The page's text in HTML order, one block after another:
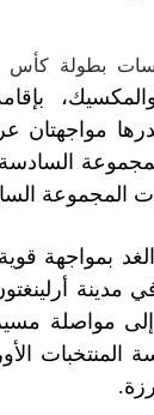
بطولة كأس
مواجهتان
المجموعة
بمواجهة
مدينة
إلى مواصلة
المنتخبات